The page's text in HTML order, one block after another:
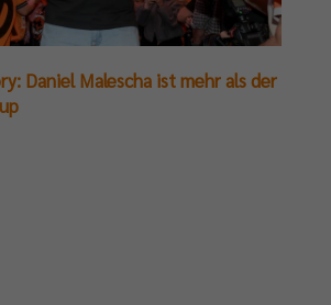
Daniel Malescha ist mehr als der